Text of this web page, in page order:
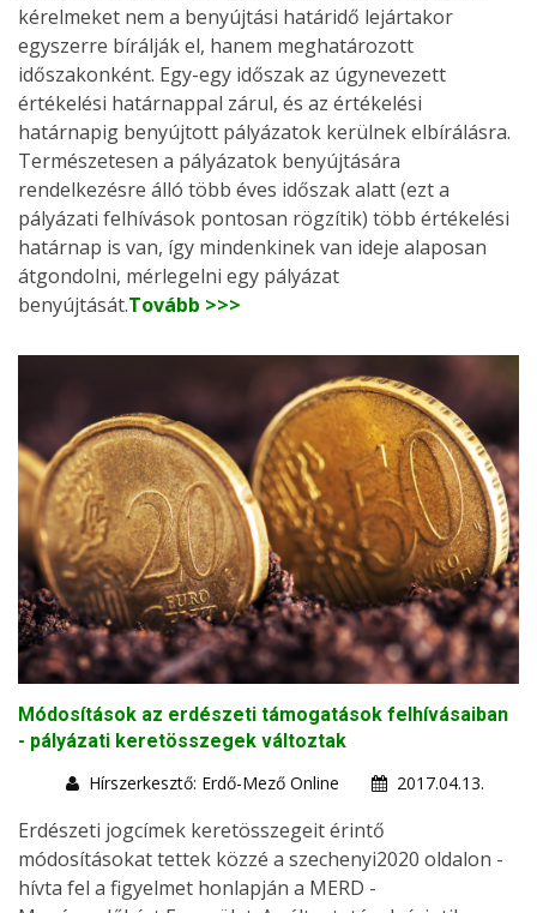
kérelmeket nem a benyújtási határidő lejártakor
egyszerre bírálják el, hanem meghatározott
időszakonként. Egy-egy időszak az úgynevezett
értékelési határnappal zárul, és az értékelési
határnapig benyújtott pályázatok kerülnek elbírálásra.
Természetesen a pályázatok benyújtására
rendelkezésre álló több éves időszak alatt (ezt a
pályázati felhívások pontosan rögzítik) több értékelési
határnap is van, így mindenkinek van ideje alaposan
átgondolni, mérlegelni egy pályázat
benyújtását.Tovább >>>
Módosítások az erdészeti támogatások felhívásaiban
- pályázati keretösszegek változtak
Hírszerkesztő: Erdő-Mező Online
2017.04.13.
Erdészeti jogcímek keretösszegeit érintő
módosításokat tettek közzé a szechenyi2020 oldalon -
hívta fel a figyelmet honlapján a MERD -